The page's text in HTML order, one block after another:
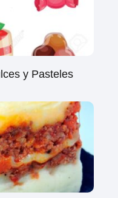
y Pasteles